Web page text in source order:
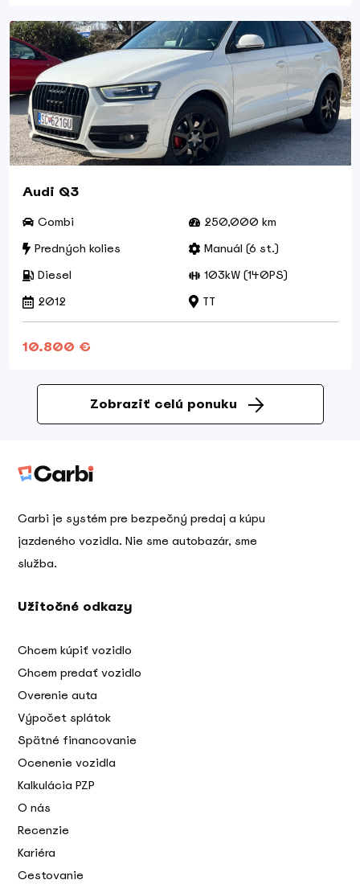
Audi Q3
Combi
250,000 km
Predných kolies
Manuál (6 st.)
Diesel
103kW (140PS)
2012
TT
10.800 €
Zobraziť celú ponuku
Carbi je systém pre bezpečný predaj a kúpu
jazdeného vozidla. Nie sme autobazár, sme
služba.
Užitočné odkazy
Chcem kúpiť vozidlo
Chcem predať vozidlo
Overenie auta
Výpočet splátok
Spätné financovanie
Ocenenie vozidla
Kalkulácia PZP
O nás
Recenzie
Kariéra
Cestovanie